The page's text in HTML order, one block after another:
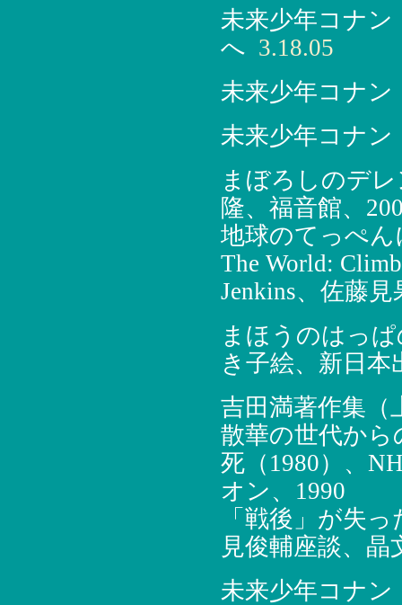
未来少年コナ
へ 3.18.05
未来少年コナ
未来少年コナ
まぼろしのデ
隆、福音館、
地球のてっぺん
The World:
Jenkins、佐藤
まほうのはっ
き子絵、新日本
吉田満著作集（
散華の世代か
死（1980）、
オン、1990
「戦後」が失
見俊輔座談、晶
未来少年コナ